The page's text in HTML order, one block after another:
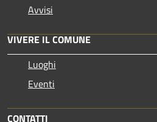
Avvisi
VIVERE IL COMUNE
Luoghi
Eventi
CONTATTI